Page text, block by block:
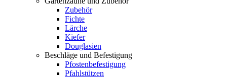
Zubehör
Fichte
Lärche
Kiefer
Douglasien
Beschläge und Befestigung
Pfostenbefestigung
Pfahlstützen